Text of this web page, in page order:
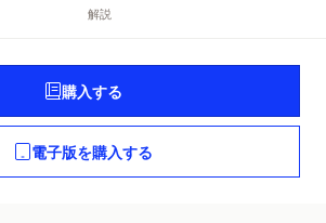
解説
購入する
電子版を購入する